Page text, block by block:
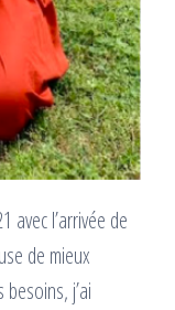
avec l’arrivée de
de mieux
j’ai